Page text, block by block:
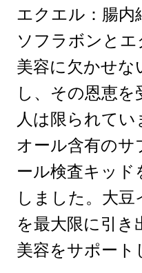
エクエル：腸内
ソフラボンとエ
美容に欠かせな
し、その恩恵
人は限られてい
オール含有のサ
ール検査キッド
しました。大
を最大限に引き
美容をサポート